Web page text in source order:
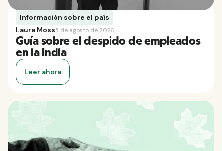
Información sobre el país
Laura Moss5 de agosto de 2026
Guía sobre el despido de empleados
en la India
Leer ahora